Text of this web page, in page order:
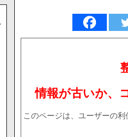
情報が古いか、
このページは、ユーザーの